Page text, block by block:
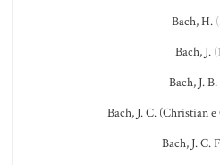
Bach, H.
Bach, J.
Bach, J. B.
Bach, J. C. (Christian
Bach, J. C.